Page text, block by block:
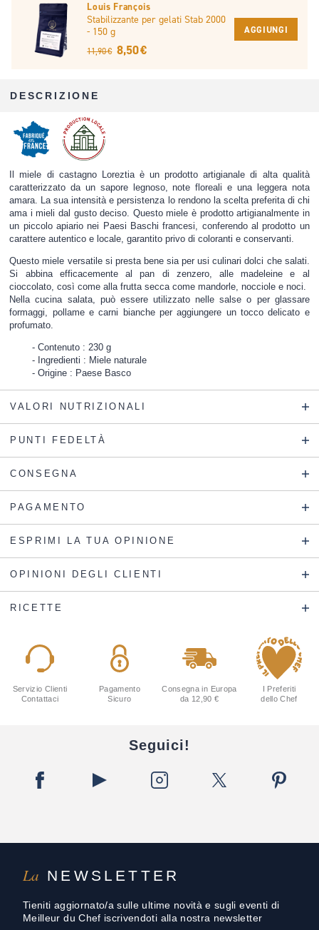
Louis François
Stabilizzante per gelati Stab 2000
- 150 g
11,90 € 8,50 €
AGGIUNGI
DESCRIZIONE
Il miele di castagno Loreztia è un prodotto artigianale di alta qualità
caratterizzato da un sapore legnoso, note floreali e una leggera nota
amara. La sua intensità e persistenza lo rendono la scelta preferita di chi
ama i mieli dal gusto deciso. Questo miele è prodotto artigianalmente in
un piccolo apiario nei Paesi Baschi francesi, conferendo al prodotto un
carattere autentico e locale, garantito privo di coloranti e conservanti.
Questo miele versatile si presta bene sia per usi culinari dolci che salati.
Si abbina efficacemente al pan di zenzero, alle madeleine e al
cioccolato, così come alla frutta secca come mandorle, nocciole e noci.
Nella cucina salata, può essere utilizzato nelle salse o per glassare
formaggi, pollame e carni bianche per aggiungere un tocco delicato e
profumato.
Contenuto : 230 g
Ingredienti : Miele naturale
Origine : Paese Basco
VALORI NUTRIZIONALI
PUNTI FEDELTÀ
CONSEGNA
PAGAMENTO
ESPRIMI LA TUA OPINIONE
OPINIONI DEGLI CLIENTI
RICETTE
La NEWSLETTER
Tieniti aggiornato/a sulle ultime novità e sugli eventi di
Meilleur du Chef iscrivendoti alla nostra newsletter
Servizio Clienti
Contattaci
Pagamento
Sicuro
Consegna in Europa
da 12,90 €
I Preferiti
dello Chef
Seguici!